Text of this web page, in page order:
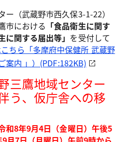
ー（武蔵野市西久保3-1-22）
市における 「食品衛生に関す
関する届出等」 を受付して
こちら「多摩府中保健所 武蔵野
案内 」）(PDF:182KB)
三鷹地域センター
う、仮庁舎への移
和8年9月4日（金曜日）午後5